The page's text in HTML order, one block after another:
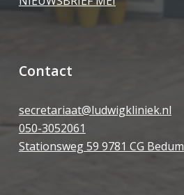
Contact
secretariaat@ludwigkliniek.nl
050-3052061
Stationsweg 59 9781 CG Bedum